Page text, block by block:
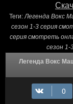
Теги:Легенда Вокс
сезон 1-3 серия
серия смотреть
сезон
Легенда Вокс